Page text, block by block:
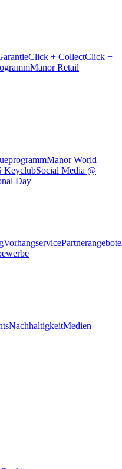
Click + CollectClick +
Manor Retail
Manor World
KeyclubSocial Media @
Day
VorhangservicePartnerangebote
NachhaltigkeitMedien